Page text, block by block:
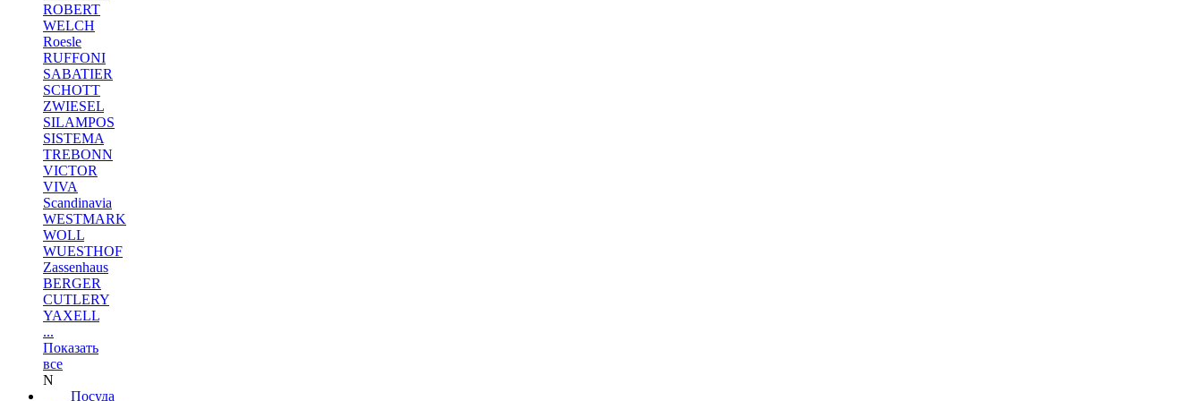
ROBERT
WELCH
Roesle
RUFFONI
SABATIER
SCHOTT
ZWIESEL
SILAMPOS
SISTEMA
TREBONN
VICTOR
VIVA
Scandinavia
WESTMARK
WOLL
WUESTHOF
Zassenhaus
BERGER
CUTLERY
YAXELL
...
Показать
все
N
Посуда